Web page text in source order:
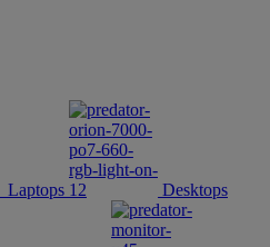
Laptops Desktops